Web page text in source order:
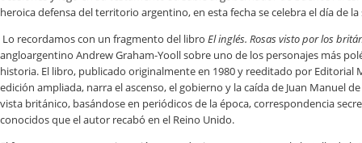
heroica defensa del territorio argentino, en esta fecha se celebra el día de
Lo recordamos con un fragmento del libro El inglés. Rosas visto por los
angloargentino Andrew Graham-Yooll sobre uno de los personajes más
historia. El libro, publicado originalmente en 1980 y reeditado por Editorial
edición ampliada, narra el ascenso, el gobierno y la caída de Juan Manuel
vista británico, basándose en periódicos de la época, correspondencia
conocidos que el autor recabó en el Reino Unido.